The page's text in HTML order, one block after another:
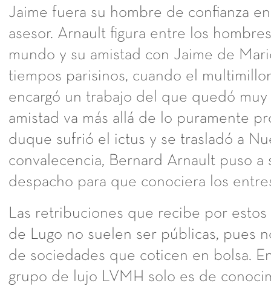
Jaime fuera su hombre de confianza
asesor. Arnault figura entre los
mundo y su amistad con Jaime de
tiempos parisinos, cuando el
encargó un trabajo del que quedó muy
amistad va más allá de lo puramente
duque sufrió el ictus y se trasladó a
convalecencia, Bernard Arnault puso a
despacho para que conociera los
Las retribuciones que recibe por
de Lugo no suelen ser públicas, pues
de sociedades que coticen en bolsa.
grupo de lujo LVMH solo es de